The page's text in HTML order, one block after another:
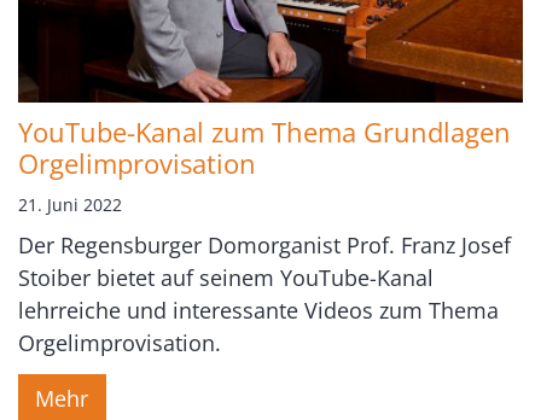
YouTube-Kanal zum Thema Grundlagen
Orgelimprovisation
21. Juni 2022
Der Regensburger Domorganist Prof. Franz Josef
Stoiber bietet auf seinem YouTube-Kanal
lehrreiche und interessante Videos zum Thema
Orgelimprovisation.
Mehr